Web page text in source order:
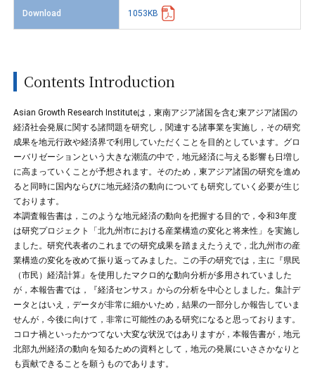
Download 1053KB
Contents Introduction
Asian Growth Research Instituteは，東南アジア諸国を含む東アジア諸国の
経済社会発展に関する諸問題を研究し，関連する諸事業を実施し，その研究
成果を地元行政や経済界で利用していただくことを目的としています。グロ
ーバリゼーションという大きな潮流の中で，地元経済に与える影響も日増し
に高まっていくことが予想されます。そのため，東アジア諸国の研究を進め
ると同時に国内ならびに地元経済の動向についても研究していく必要が生じ
ております。
本調査報告書は，このような地元経済の動向を把握する目的で，令和3年度
は研究プロジェクト「北九州市における産業構造の変化と将来性」を実施し
ました。研究代表者のこれまでの研究成果を踏まえたうえで，北九州市の産
業構造の変化を改めて振り返ってみました。この手の研究では，主に『県民
（市民）経済計算』を使用したマクロ的な動向分析が多用されていました
が，本報告書では，『経済センサス』からの分析を中心としました。集計デ
ータとはいえ，データが非常に細かいため，結果の一部分しか報告していま
せんが，今後に向けて，非常に可能性のある研究になると思っております。
コロナ禍といったかつてない大変な状況ではありますが，本報告書が，地元
北部九州経済の動向を知るための資料として，地元の発展にいささかなりと
も貢献できることを願うものであります。